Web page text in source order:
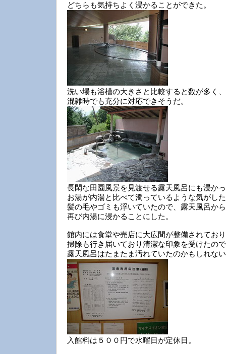
どちらも気持ちよく浸かることができた。
洗い場も浴槽の大きさと比較すると数が多く、
混雑時でも充分に対応できそうだ。
長閑な田園風景を見渡せる露天風呂にも浸か
お湯が内湯と比べて濁っているような気がし
髪の毛やゴミも浮いていたので、露天風呂か
再び内湯に浸かることにした。
館内には食堂や売店に大広間が整備されてお
掃除も行き届いており清潔な印象を受けたの
露天風呂はたまたま汚れていたのかもしれな
入館料は５００円で水曜日が定休日。